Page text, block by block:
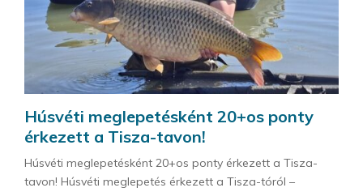
Húsvéti meglepetésként 20+os ponty
érkezett a Tisza-tavon!
Húsvéti meglepetésként 20+os ponty érkezett a Tisza-
tavon! Húsvéti meglepetés érkezett a Tisza-tóról –